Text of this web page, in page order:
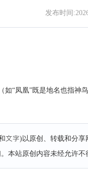
发布时间
“凤凰”既是地名也指神
文字)以原创、转载和分
本站原创内容未经允许不